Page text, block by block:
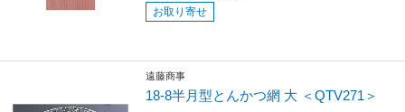
お取り寄せ
遠藤商事
18-8半月型とんかつ網 大 ＜QTV271＞